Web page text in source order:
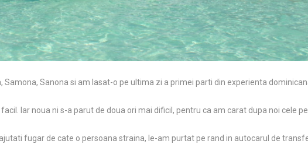
Samona, Sanona si am lasat-o pe ultima zi a primei parti din experienta
Iar noua ni s-a parut de doua ori mai dificil, pentru ca am carat dupa noi cele
fugar de cate o persoana straina, le-am purtat pe rand in autocarul de